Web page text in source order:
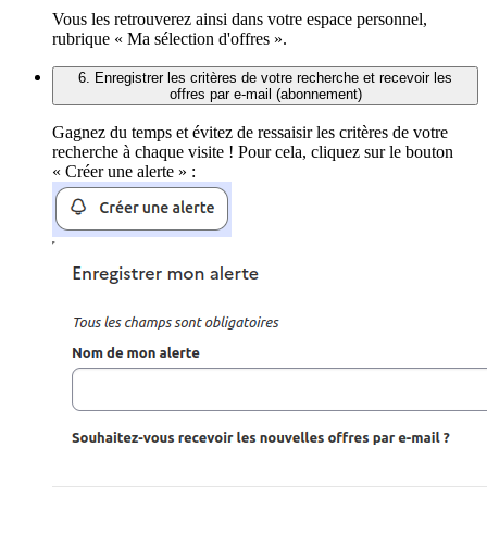
Vous les retrouverez ainsi dans votre espace personnel,
rubrique « Ma sélection d'offres ».
6. Enregistrer les critères de votre recherche et recevoir les
offres par e-mail (abonnement)
Gagnez du temps et évitez de ressaisir les critères de votre
recherche à chaque visite ! Pour cela, cliquez sur le bouton
« Créer une alerte » :